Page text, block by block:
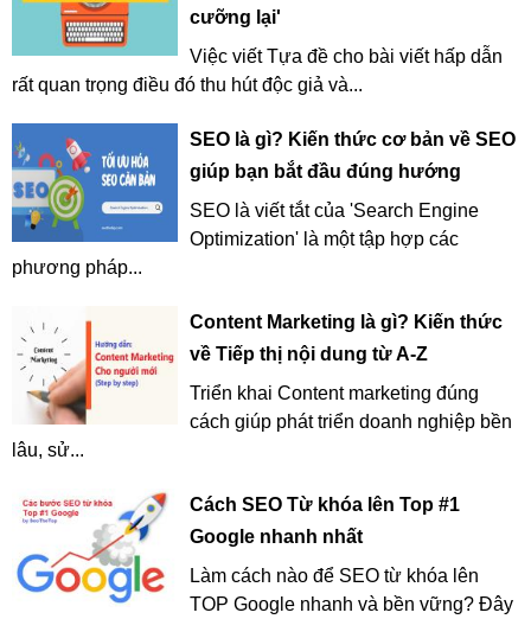
cưỡng lại'
Việc viết Tựa đề cho bài viết hấp dẫn
rất quan trọng điều đó thu hút độc giả và...
SEO là gì? Kiến thức cơ bản về SEO
giúp bạn bắt đầu đúng hướng
SEO là viết tắt của 'Search Engine
Optimization' là một tập hợp các
phương pháp...
Content Marketing là gì? Kiến thức
về Tiếp thị nội dung từ A-Z
Triển khai Content marketing đúng
cách giúp phát triển doanh nghiệp bền
lâu, sử...
Cách SEO Từ khóa lên Top #1
Google nhanh nhất
Làm cách nào để SEO từ khóa lên
TOP Google nhanh và bền vững? Đây